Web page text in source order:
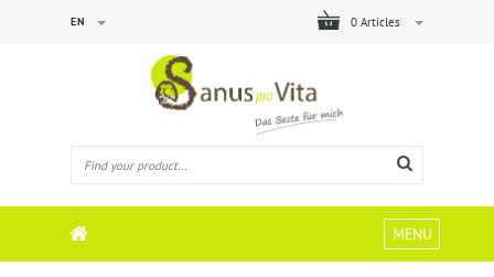
0 Articles
EN
MENU